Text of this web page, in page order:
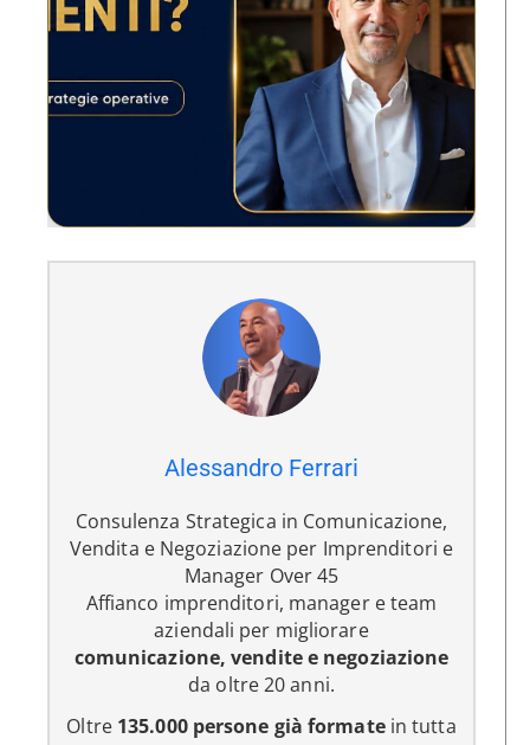
Alessandro Ferrari
Consulenza Strategica in Comunicazione,
Vendita e Negoziazione per Imprenditori e
Manager Over 45
Affianco imprenditori, manager e team
aziendali per migliorare
comunicazione, vendite e negoziazione
da oltre 20 anni.
Oltre 135.000 persone già formatein tutta